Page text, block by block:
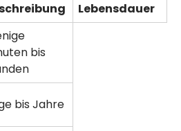
Lebensdauer
bis
bis Jahre